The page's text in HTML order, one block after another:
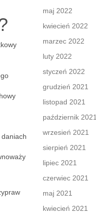
maj 2022
kwiecień 2022
marzec 2022
luty 2022
styczeń 2022
grudzień 2021
listopad 2021
październik 2021
wrzesień 2021
sierpień 2021
lipiec 2021
czerwiec 2021
maj 2021
kwiecień 2021